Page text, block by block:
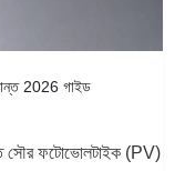
2026 গাইড
সৌর ফটোভোলটাইক (PV)